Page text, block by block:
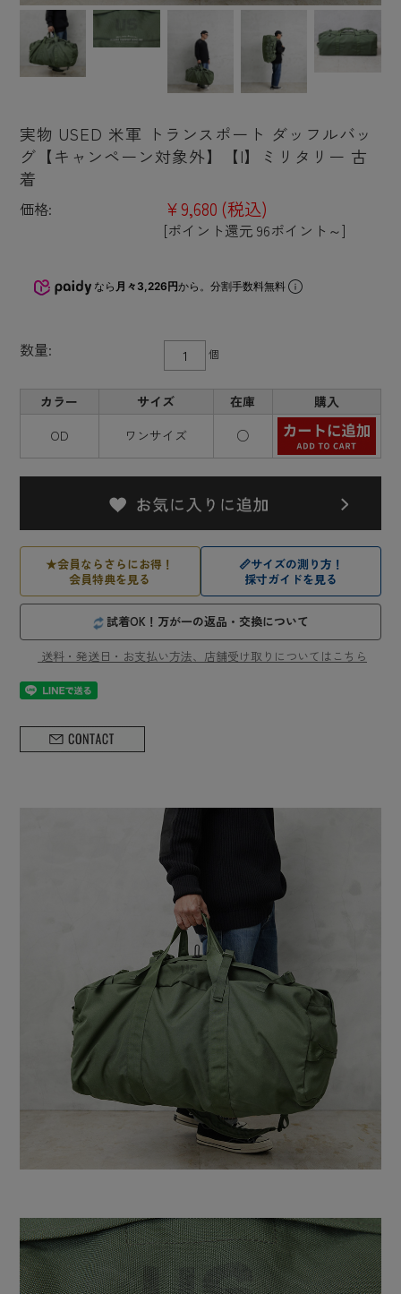
実物 USED 米軍 トランスポート ダッフルバッ
グ【キャンペーン対象外】【I】ミリタリー 古
着
価格: ¥9,680 (税込)
[ポイント還元 96ポイント～]
なら 月々3,226円から。分割手数料無料
数量: 個
カラー サイズ 在庫
購入
OD
ワンサイズ ○
★会員ならさらにお得！
会員特典を見る
📏サイズの測り方！
採寸ガイドを見る
試着OK！万が一の返品・交換について
送料・発送日・お支払い方法、店舗受け取りについてはこちら